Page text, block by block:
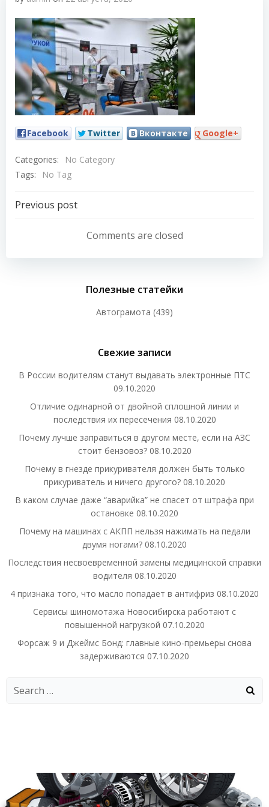
Facebook Twitter Вконтакте Google+
Categories:
No Category
Tags:
No Tag
Навигация
записям
Previous post
Comments are closed
Полезные статейки
Автограмота (439)
Свежие записи
В России водителям станут выдавать электронные ПТС
09.10.2020
Отличие одинарной от двойной сплошной линии и
последствия их пересечения 08.10.2020
Почему лучше заправиться в другом месте, если на АЗС
стоит бензовоз? 08.10.2020
Почему в гнезде прикуривателя должен быть только
прикуриватель и ничего другого? 08.10.2020
В каком случае даже “аварийка” не спасет от штрафа при
остановке 08.10.2020
Почему на машинах с АКПП нельзя нажимать на педали
двумя ногами? 08.10.2020
Последствия несвоевременной замены медицинской справки
водителя 08.10.2020
4 признака того, что масло попадает в антифриз 08.10.2020
Сервисы шиномотажа Новосибирска работают с
повышенной нагрузкой 07.10.2020
Форсаж 9 и Джеймс Бонд: главные кино-премьеры снова
задерживаются 07.10.2020
Search